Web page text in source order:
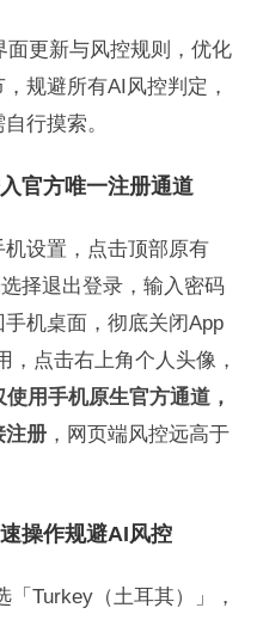
面更新与风控规则，优化
规避所有AI风控判定，
行摸索。
官方唯一注册通道
设置，点击顶部原有
择退出登录，输入密码
机桌面，彻底关闭App
，点击右上角个人头像，
使用手机原生官方通道，
注册，网页端风控远高于
操作规避AI风控
Turkey（土耳其）」，